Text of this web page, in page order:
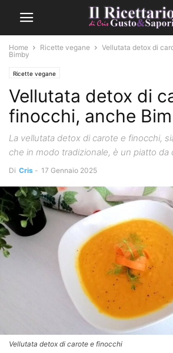
Home Ricette vegane
Vellutata detox di
Bimby
Ricette vegane
Vellutata detox di
finocchi, anche
La vellutata detox di carote e finocchi,
che in modo tradizionale, è un piatto da
Di Cris - 17 Gennaio 2025
Vellutata detox di carote e finocchi